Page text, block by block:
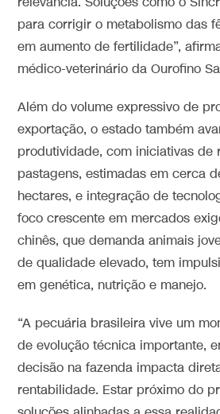
para corrigir o metabolismo das
em aumento de fertilidade”,
médico-veterinário da Ourofino
Além do volume expressivo de
exportação, o estado também
produtividade, com iniciativas de
pastagens, estimadas em cerca
hectares, e integração de
foco crescente em mercados
chinês, que demanda animais
de qualidade elevado, tem
em genética, nutrição e manejo.
“A pecuária brasileira vive um
de evolução técnica importante,
decisão na fazenda impacta
rentabilidade. Estar próximo do